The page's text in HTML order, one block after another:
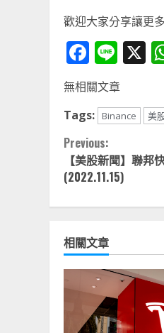
歡迎大家分享讓更
Line
X
無相關文章
Tags:
Binance 美
Continue
Reading
Previous:
【美股新聞】聯邦
(2022.11.15)
相關文章